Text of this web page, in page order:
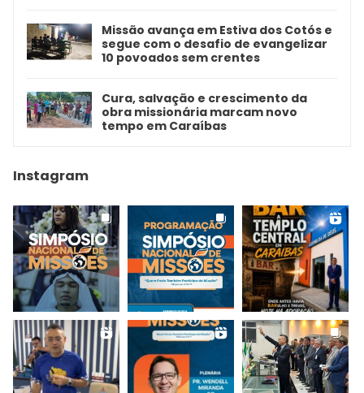
Missão avança em Estiva dos Cotós e
segue com o desafio de evangelizar
10 povoados sem crentes
Cura, salvação e crescimento da
obra missionária marcam novo
tempo em Caraíbas
Instagram